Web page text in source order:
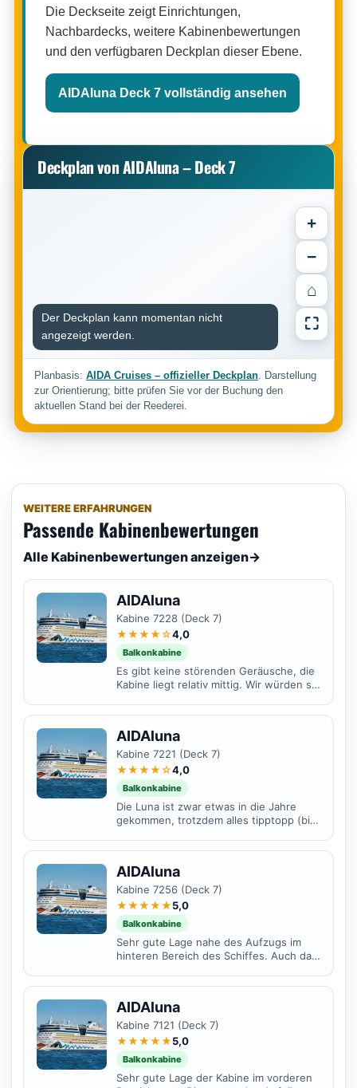
Die Deckseite zeigt Einrichtungen,
Nachbardecks, weitere Kabinenbewertungen
und den verfügbaren Deckplan dieser Ebene.
AIDAluna Deck 7 vollständig ansehen
Deckplan von AIDAluna – Deck 7
+
−
⌂
⛶
Der Deckplan kann momentan nicht
angezeigt werden.
Planbasis: AIDA Cruises – offizieller Deckplan. Darstellung
zur Orientierung; bitte prüfen Sie vor der Buchung den
aktuellen Stand bei der Reederei.
WEITERE ERFAHRUNGEN
Passende Kabinenbewertungen
Alle Kabinenbewertungen anzeigen→
AIDAluna
Kabine 7228 (Deck 7)
★★★★☆4,0
Balkonkabine
Es gibt keine störenden Geräusche, die
Kabine liegt relativ mittig. Wir würden sie
AIDAluna
Kabine 7221 (Deck 7)
★★★★☆4,0
Balkonkabine
Die Luna ist zwar etwas in die Jahre
gekommen, trotzdem alles tipptopp (bis
AIDAluna
Kabine 7256 (Deck 7)
★★★★★5,0
Balkonkabine
Sehr gute Lage nahe des Aufzugs im
hinteren Bereich des Schiffes. Auch das
AIDAluna
Kabine 7121 (Deck 7)
★★★★★5,0
Balkonkabine
Sehr gute Lage der Kabine im vorderen